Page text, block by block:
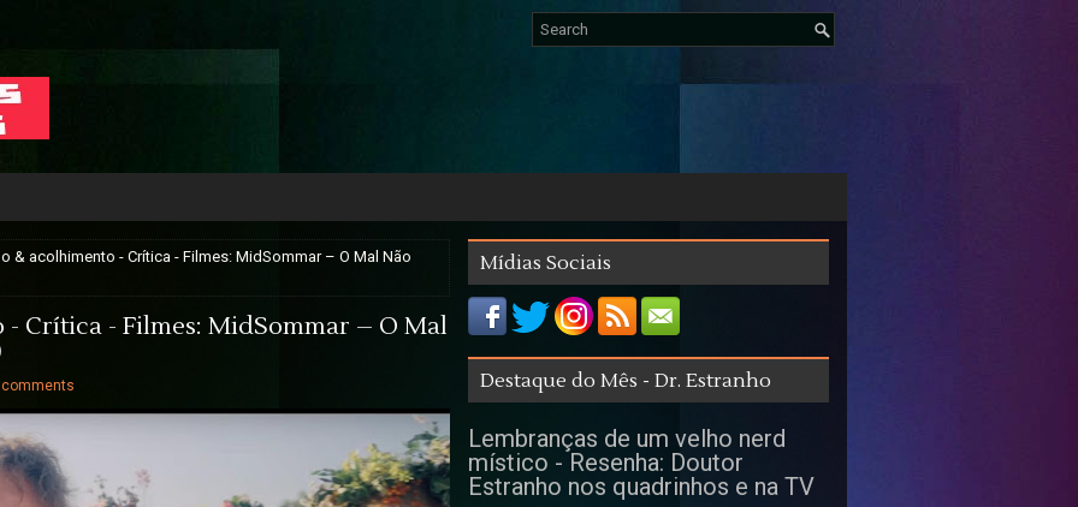
& acolhimento - Crítica - Filmes: MidSommar – O Mal Não
Crítica - Filmes: MidSommar – O Mal
comments
Mídias Sociais
Destaque do Mês - Dr. Estranho
Lembranças de um velho nerd
místico - Resenha: Doutor
Estranho nos quadrinhos e na TV